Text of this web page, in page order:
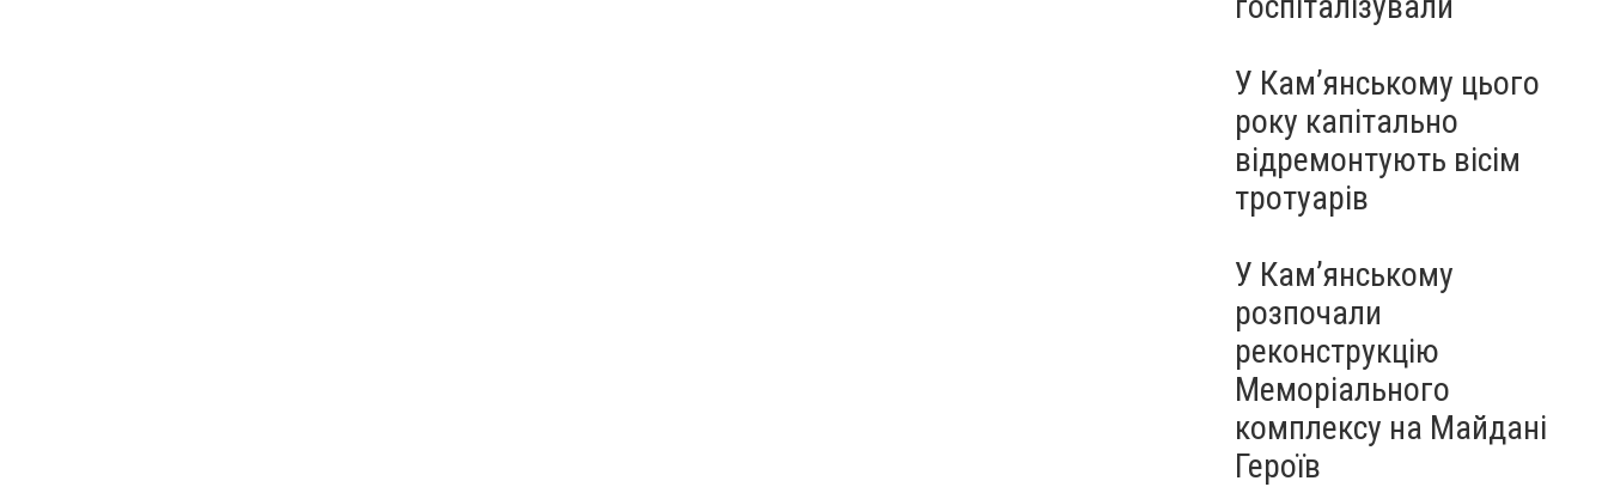
У Кам’янському цього
року капітально
відремонтують вісім
тротуарів
У Кам’янському
розпочали
реконструкцію
Меморіального
комплексу на Майдані
Героїв